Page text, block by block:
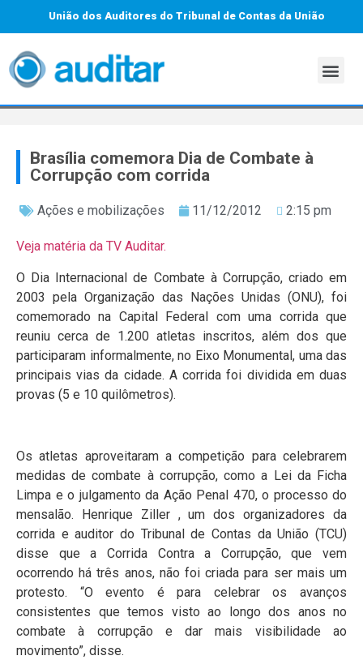
União dos Auditores do Tribunal de Contas da União
Brasília comemora Dia de Combate à
Corrupção com corrida
Ações e mobilizações 11/12/2012 2:15 pm
Veja matéria da TV Auditar.
O Dia Internacional de Combate à Corrupção, criado em
2003 pela Organização das Nações Unidas (ONU), foi
comemorado na Capital Federal com uma corrida que
reuniu cerca de 1.200 atletas inscritos, além dos que
participaram informalmente, no Eixo Monumental, uma das
principais vias da cidade. A corrida foi dividida em duas
provas (5 e 10 quilômetros).
Os atletas aproveitaram a competição para celebrarem
medidas de combate à corrupção, como a Lei da Ficha
Limpa e o julgamento da Ação Penal 470, o processo do
mensalão. Henrique Ziller , um dos organizadores da
corrida e auditor do Tribunal de Contas da União (TCU)
disse que a Corrida Contra a Corrupção, que vem
ocorrendo há três anos, não foi criada para ser mais um
protesto. “O evento é para celebrar os avanços
consistentes que temos visto ao longo dos anos no
combate à corrupção e dar mais visibilidade ao
movimento”, disse.